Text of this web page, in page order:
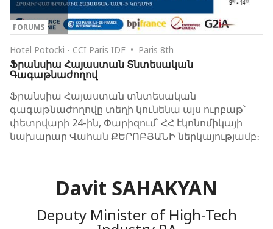
FORUMS
Hotel Potocki - CCI Paris IDF • Paris 8th
Ֆրանսիա Հայաստան Տնտեսական
Գագաթնաժողով
Ֆրանսիա Հայաստան տնտեսական
գագաթնաժողովը տեղի կունենա այս ուրբաթ՝
փետրվարի 24-ին, Փարիզում՝ ՀՀ էկոնոմիկայի
նախարար Վահան ՔԵՐՈԲՅԱՆԻ ներկայությամբ։
Davit SAHAKYAN
Deputy Minister of High-Tech